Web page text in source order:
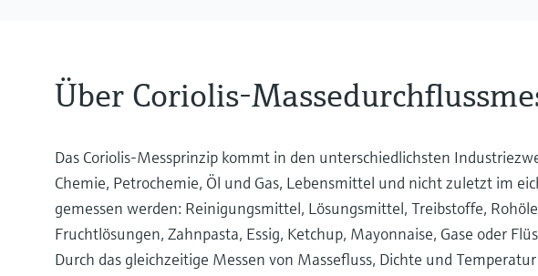
Über Coriolis-
Das Coriolis-Messprinzip kommt in den unterschiedlichsten
Chemie, Petrochemie, Öl und Gas, Lebensmittel und nicht zuletzt im
gemessen werden: Reinigungsmittel, Lösungsmittel, Treibstoffe,
Fruchtlösungen, Zahnpasta, Essig, Ketchup, Mayonnaise, Gase oder
Durch das gleichzeitige Messen von Massefluss, Dichte und